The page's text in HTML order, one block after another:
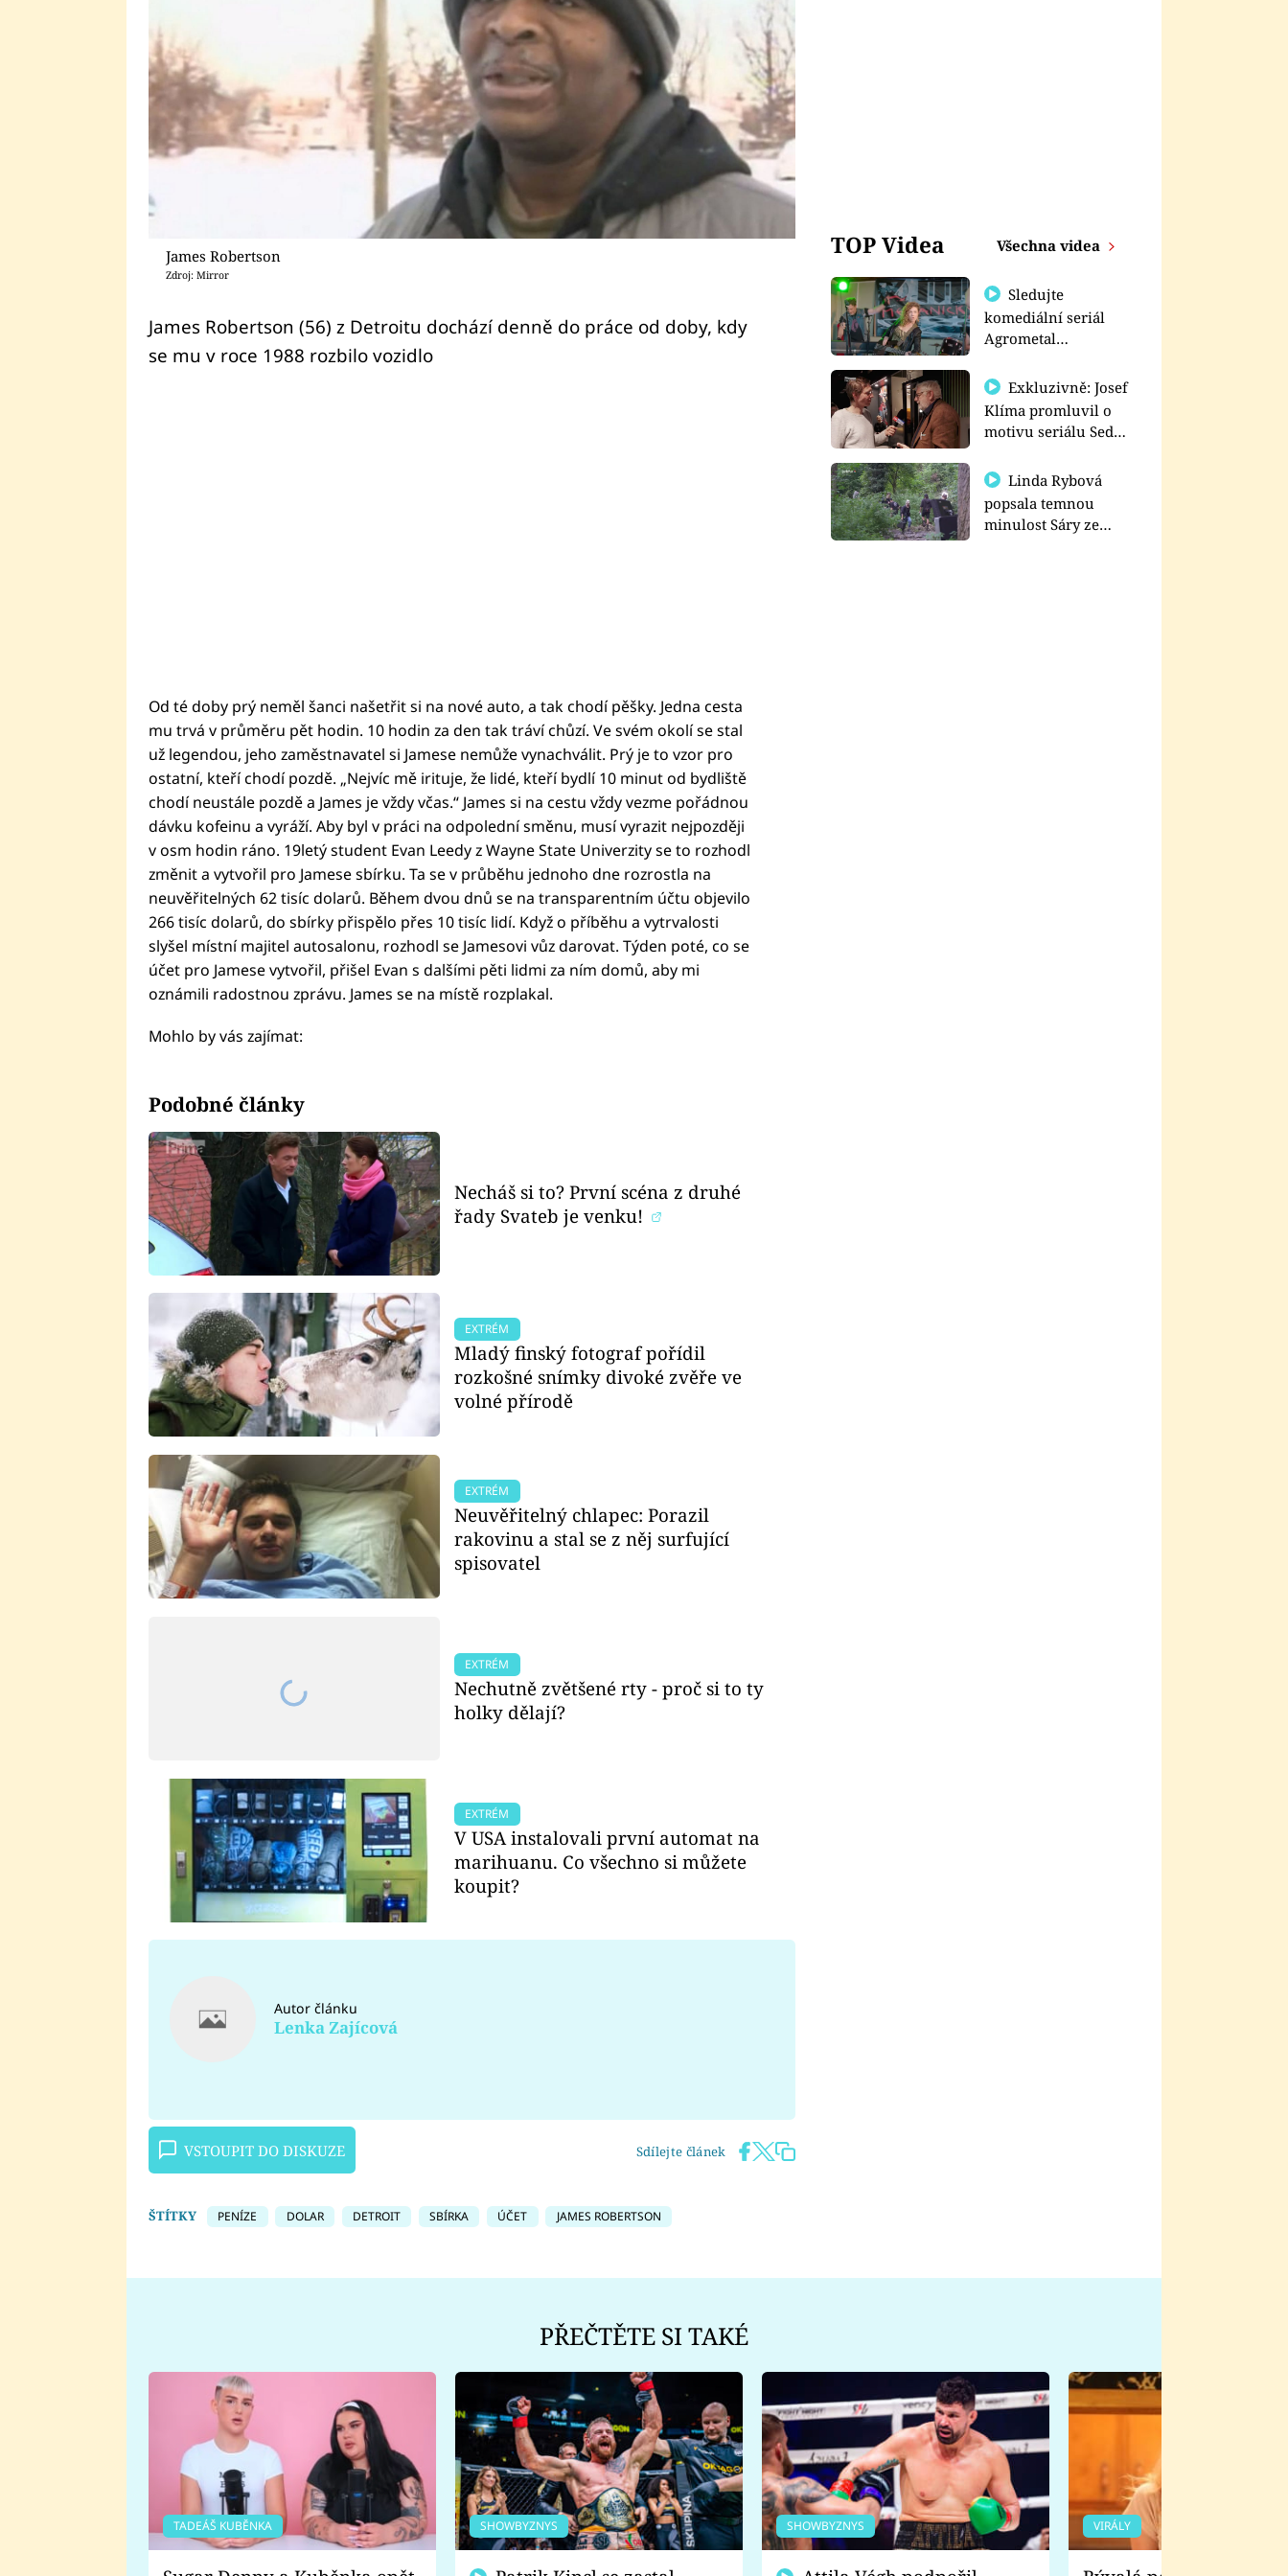
James Robertson
Zdroj: Mirror
James Robertson (56) z Detroitu dochází denně do práce od doby, kdy
se mu v roce 1988 rozbilo vozidlo
Od té doby prý neměl šanci našetřit si na nové auto, a tak chodí pěšky. Jedna cesta
mu trvá v průměru pět hodin. 10 hodin za den tak tráví chůzí. Ve svém okolí se stal
už legendou, jeho zaměstnavatel si Jamese nemůže vynachválit. Prý je to vzor pro
ostatní, kteří chodí pozdě. „Nejvíc mě irituje, že lidé, kteří bydlí 10 minut od bydliště
chodí neustále pozdě a James je vždy včas.“ James si na cestu vždy vezme pořádnou
dávku kofeinu a vyráží. Aby byl v práci na odpolední směnu, musí vyrazit nejpozději
v osm hodin ráno. 19letý student Evan Leedy z Wayne State Univerzity se to rozhodl
změnit a vytvořil pro Jamese sbírku. Ta se v průběhu jednoho dne rozrostla na
neuvěřitelných 62 tisíc dolarů. Během dvou dnů se na transparentním účtu objevilo
266 tisíc dolarů, do sbírky přispělo přes 10 tisíc lidí. Když o příběhu a vytrvalosti
slyšel místní majitel autosalonu, rozhodl se Jamesovi vůz darovat. Týden poté, co se
účet pro Jamese vytvořil, přišel Evan s dalšími pěti lidmi za ním domů, aby mi
oznámili radostnou zprávu. James se na místě rozplakal.
Mohlo by vás zajímat:
Podobné články
Necháš si to? První scéna z druhé
řady Svateb je venku!
EXTRÉM
Mladý finský fotograf pořídil
rozkošné snímky divoké zvěře ve
volné přírodě
EXTRÉM
Neuvěřitelný chlapec: Porazil
rakovinu a stal se z něj surfující
spisovatel
EXTRÉM
Nechutně zvětšené rty - proč si to ty
holky dělají?
EXTRÉM
V USA instalovali první automat na
marihuanu. Co všechno si můžete
koupit?
Autor článku
Lenka Zajícová
VSTOUPIT DO DISKUZE Sdílejte článek
ŠTÍTKY PENÍZE DOLAR DETROIT SBÍRKA ÚČET JAMES ROBERTSON
TOP Videa Všechna videa
Sledujte
komediální seriál
Agrometal
prima+
Exkluzivně: Josef
Klíma promluvil o
motivu seriálu Sedm
Linda Rybová
popsala temnou
minulost Sáry ze
PŘEČTĚTE SI TAKÉ
TADEÁŠ KUBĚNKA SHOWBYZNYS SHOWBYZNYS VIRÁLY